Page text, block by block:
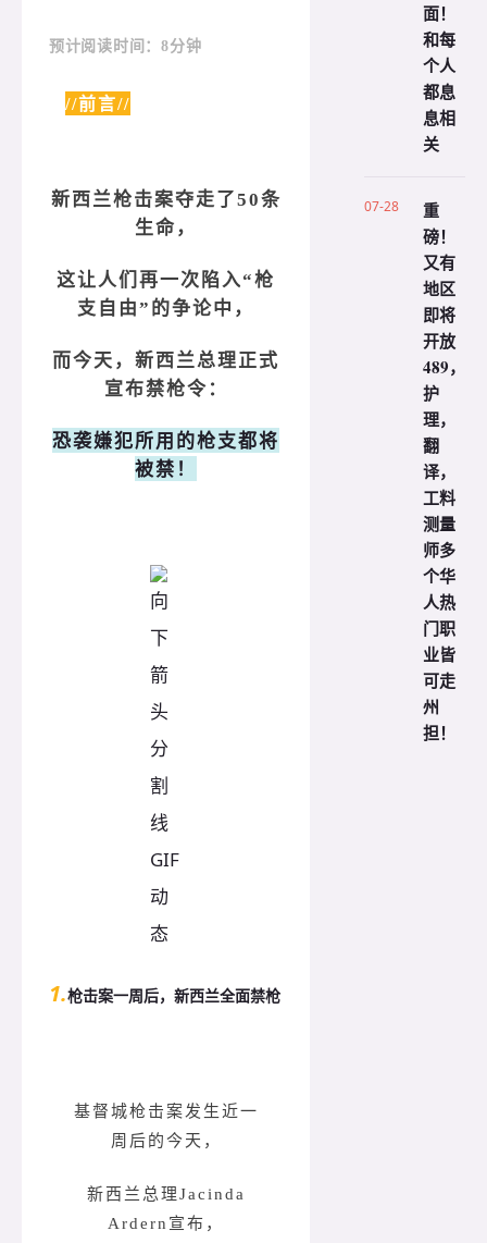
预计阅读时间：8分钟
//前言//
新西兰枪击案夺走了50条
生命，
这让人们再一次陷入“枪
支自由”的争论中，
而今天，新西兰总理正式
宣布禁枪令：
恐袭嫌犯所用的枪支都将
被禁！
1.枪击案一周后，新西兰全面禁枪
基督城枪击案发生近一
周后的今天，
新西兰总理Jacinda
Ardern宣布，
面！
和每
个人
都息
息相
关
07-28
重
磅！
又有
地区
即将
开放
489，
护
理，
翻
译，
工料
测量
师多
个华
人热
门职
业皆
可走
州
担！